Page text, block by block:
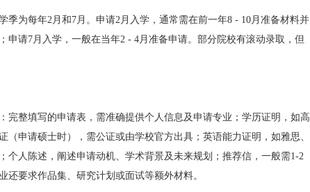
季为每年2月和7月。申请2月入学，通常需在前一年8 - 10月准备材料并
申请7月入学，一般在当年2 - 4月准备申请。部分院校有滚动录取，但
完整填写的申请表，需准确提供个人信息及申请专业；学历证明，如高
（申请硕士时），需公证或由学校官方出具；英语能力证明，如雅思、
个人陈述，阐述申请动机、学术背景及未来规划；推荐信，一般需1-2
还要求作品集、研究计划或面试等额外材料。